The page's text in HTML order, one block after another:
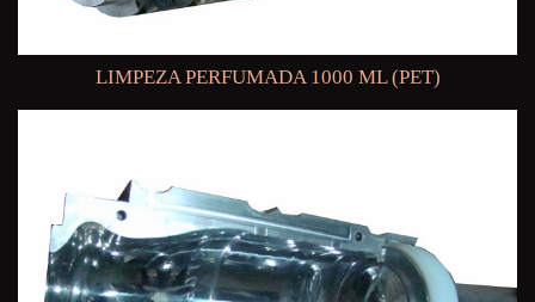
LIMPEZA PERFUMADA 1000 ML (PET)